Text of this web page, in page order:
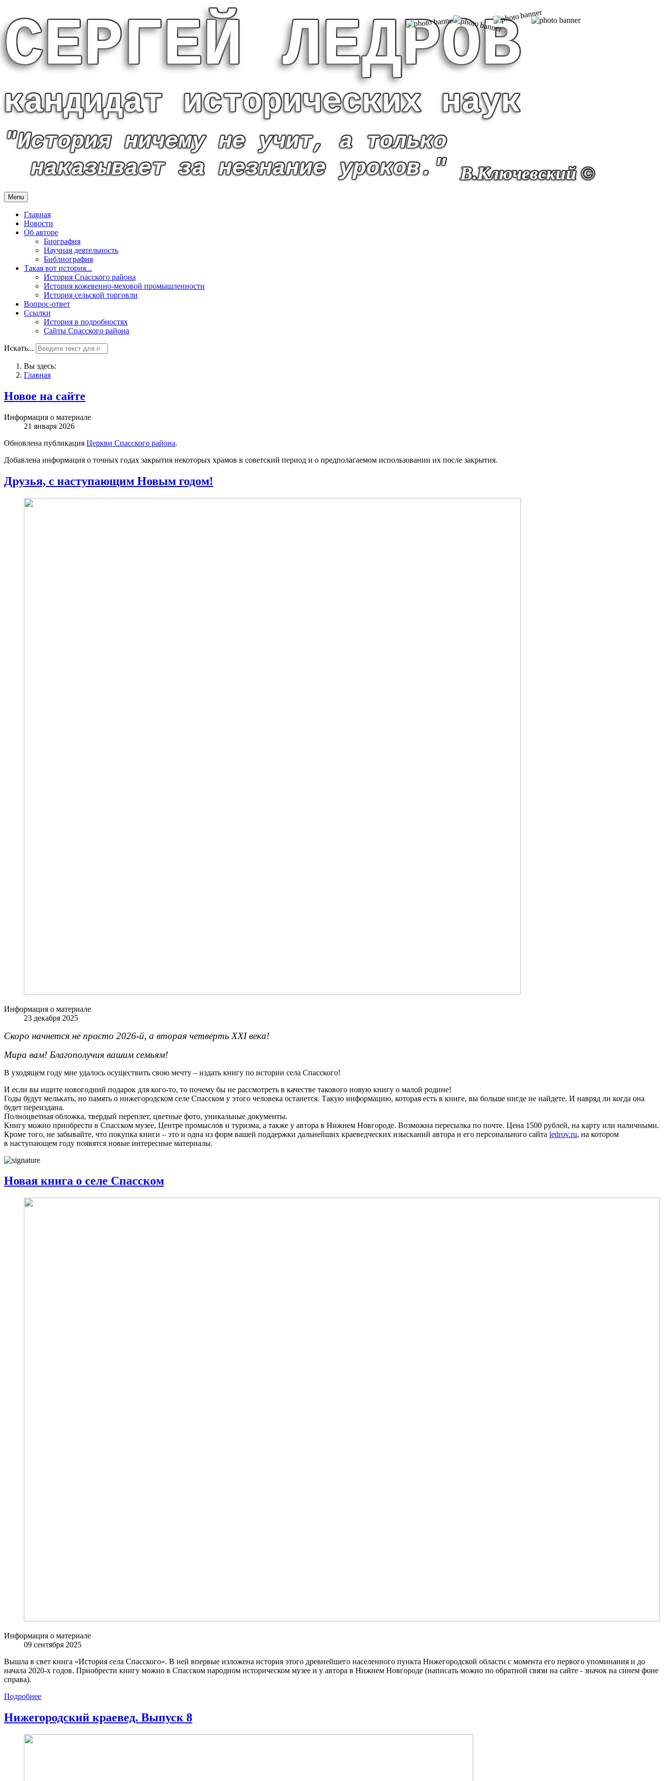
СЕРГЕЙ ЛЕДРОВ
кандидат исторических наук
"История ничему не учит, а только
наказывает за незнание уроков."
В.Ключевский ©
Menu
Главная
Новости
Об авторе
Биография
Научная деятельность
Библиография
Такая вот история...
История Спасского района
История кожевенно-меховой промышленности
История сельской торговли
Вопрос-ответ
Ссылки
История в подробностях
Сайты Спасского района
Искать...
Вы здесь:
Главная
Новое на сайте
Информация о материале
21 января 2026
Обновлена публикация Церкви Спасского района.
Добавлена информация о точных годах закрытия некоторых храмов в советский период и о предполагаемом использовании их после закрытия.
Друзья, с наступающим Новым годом!
Информация о материале
23 декабря 2025
Скоро начнется не просто 2026-й, а вторая четверть XXI века!
Мира вам! Благополучия вашим семьям!
В уходящем году мне удалось осуществить свою мечту – издать книгу по истории села Спасского!
И если вы ищите новогодний подарок для кого-то, то почему бы не рассмотреть в качестве такового новую книгу о малой родине!
Годы будут мелькать, но память о нижегородском селе Спасском у этого человека останется. Такую информацию, которая есть в книге, вы больше нигде не найдете. И навряд ли когда она
будет переиздана.
Полноцветная обложка, твердый переплет, цветные фото, уникальные документы.
Книгу можно приобрести в Спасском музее, Центре промыслов и туризма, а также у автора в Нижнем Новгороде. Возможна пересылка по почте. Цена 1500 рублей, на карту или наличными.
Кроме того, не забывайте, что покупка книги – это и одна из форм вашей поддержки дальнейших краеведческих изысканий автора и его персонального сайта ledrov.ru, на котором
в наступающем году появятся новые интересные материалы.
Новая книга о селе Спасском
Информация о материале
09 сентября 2025
Вышла в свет книга «История села Спасского». В ней впервые изложена история этого древнейшего населенного пункта Нижегородской области с момента его первого упоминания и до
начала 2020-х годов. Приобрести книгу можно в Спасском народном историческом музее и у автора в Нижнем Новгороде (написать можно по обратной связи на сайте - значок на синем фоне
справа).
Подробнее
Нижегородский краевед. Выпуск 8